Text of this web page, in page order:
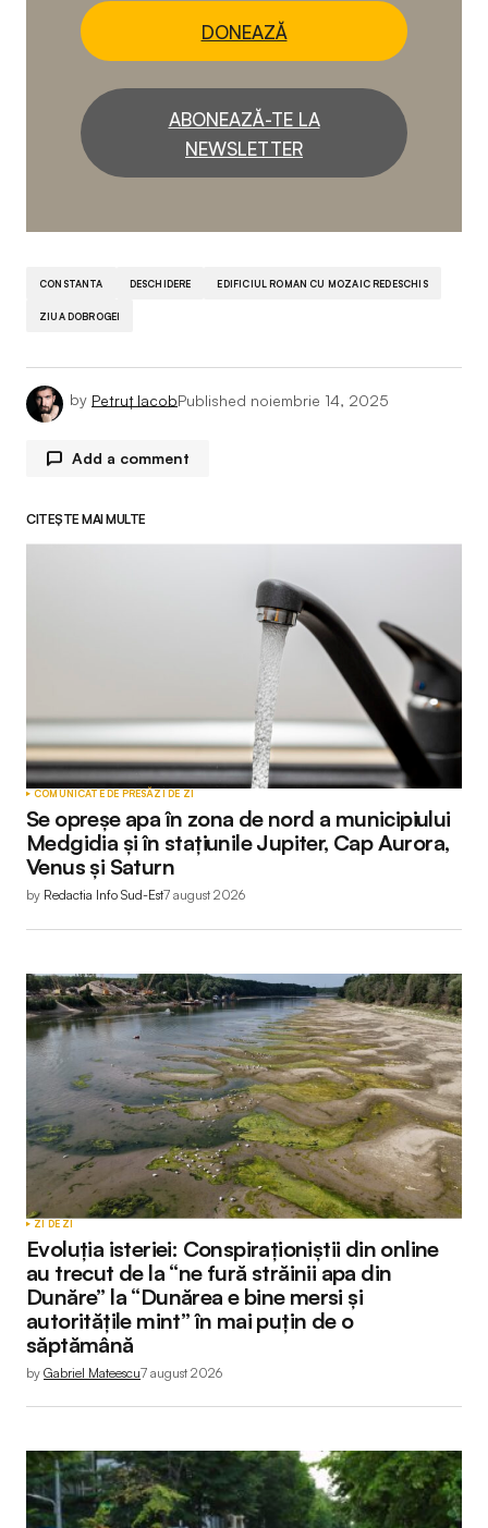
DONEAZĂ
ABONEAZĂ-TE LA
NEWSLETTER
CONSTANTA DESCHIDERE EDIFICIUL ROMAN CU MOZAIC REDESCHIS
ZIUA DOBROGEI
by Petruț IacobPublished noiembrie 14, 2025
Add a comment
Your Name*
Your E-mail*
CITEȘTE MAI MULTE
COMUNICATE DE PRESĂZI DE ZI
Se opreșe apa în zona de nord a municipiului
Medgidia și în stațiunile Jupiter, Cap Aurora,
Venus și Saturn
by Redactia Info Sud-Est7 august 2026
ZI DE ZI
Evoluția isteriei: Conspiraționiștii din online
au trecut de la “ne fură străinii apa din
Dunăre” la “Dunărea e bine mersi și
autoritățile mint” în mai puțin de o
săptămână
by Gabriel Mateescu7 august 2026